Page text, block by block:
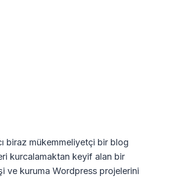
biraz mükemmeliyetçi bir blog
kurcalamaktan keyif alan bir
ve kuruma Wordpress projelerini